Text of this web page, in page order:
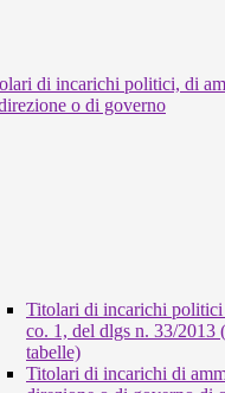
di incarichi politici, di
o di governo
Titolari di incarichi
co. 1, del dlgs n. 33/2013
tabelle)
Titolari di incarichi di